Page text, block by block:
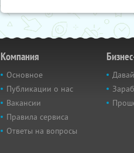
Компания
Основное
Публикации о нас
Вакансии
Правила сервиса
Ответы на вопросы